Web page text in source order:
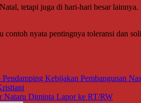
tetapi juga di hari-hari besar
nyata pentingnya toleransi dan
Pendamping Kebijakan Pembangunan
Nataru Diminta Lapor ke RT/RW